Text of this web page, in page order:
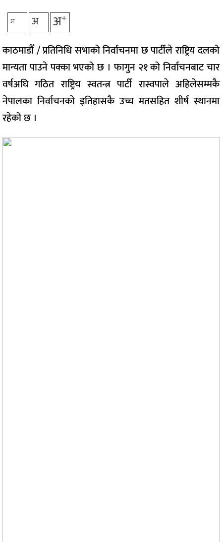
अ- अ अ+
काठमाडौँ / प्रतिनिधि सभाको निर्वाचनमा छ पार्टीले राष्ट्रिय दलको
मान्यता पाउने पक्का भएको छ । फागुन २१ को निर्वाचनबाट चार
वर्षअघि गठित राष्ट्रिय स्वतन्त्र पार्टी रास्वपाले अहिलेसम्मकै
नेपालका निर्वाचनको इतिहासकै उच्च मतसहित शीर्ष स्थानमा
रहेको छ ।